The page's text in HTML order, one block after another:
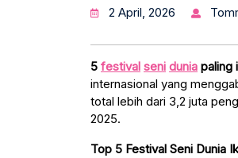
2 April, 2026
5 festival seni dunia paling
internasional yang
total lebih dari 3,2 juta
2025.
Top 5 Festival Seni Dunia